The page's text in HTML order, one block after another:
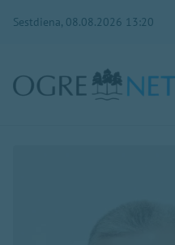
Sestdiena, 08.08.2026 13:20